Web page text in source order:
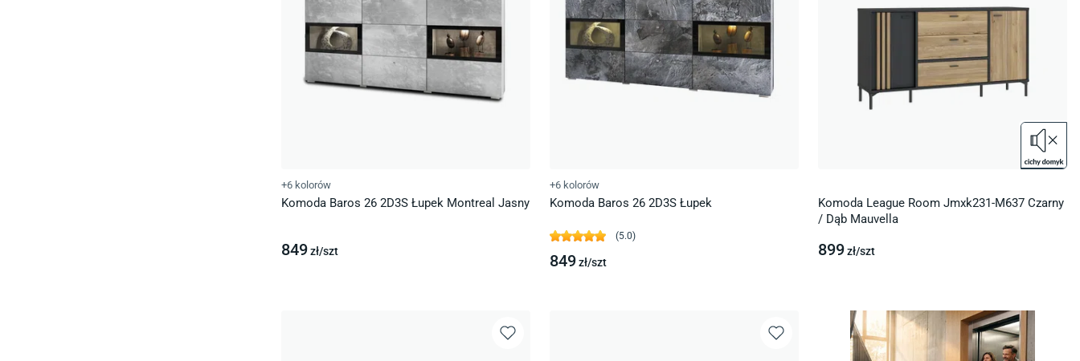
+6 kolorów
Komoda Baros 26 2D3S Łupek Montreal Jasny
849zł/szt
+6 kolorów
Komoda Baros 26 2D3S Łupek
(5.0)
849zł/szt
Komoda League Room Jmxk231-M637 Czarny
/ Dąb Mauvella
899zł/szt